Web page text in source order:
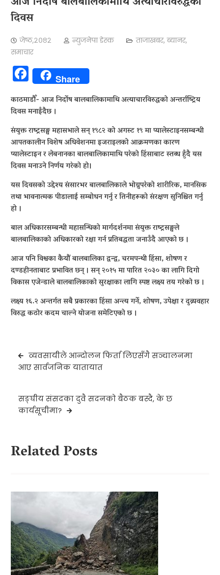
दिवस
जेष्ठ,२०८२ न्युजनेपा डेस्क ताजाखबर,ब्यानर,
समाचार
Facebook
Share
काठमाडौँ- आज निर्दोष बालबालिकामाथि अत्याचारविरुद्धको अन्तर्राष्ट्रिय
दिवस मनाइँदैछ ।
संयुक्त राष्ट्रसङ्घ महासभाले सन् १९८२ को अगस्ट १९ मा प्यालेस्टाइनसम्बन्धी
आपतकालीन विशेष अधिवेशनमा इजराइलको आक्रमणका कारण
प्यालेस्टाइन र लेबनानका बालबालिकामाथि परेको हिंसाबाट स्तब्ध हुँदै यस
दिवस मनाउने निर्णय गरेको हो।
यस दिवसको उद्देश्य संसारभर बालबालिकाले भोग्नुपरेको शारीरिक, मानसिक
तथा भावनात्मक पीडालाई सम्बोधन गर्नु र तिनीहरूको संरक्षण सुनिश्चित गर्नु
हो ।
बाल अधिकारसम्बन्धी महासन्धिको मार्गदर्शनमा संयुक्त राष्ट्रसङ्घले
बालबालिकाको अधिकारको रक्षा गर्न प्रतिबद्धता जनाउँदै आएको छ ।
आज पनि विश्वका कैयौं बालबालिका द्वन्द्व, चरमपन्थी हिंसा, शोषण र
दण्डहीनताबाट प्रभावित छन् । सन् २०१५ मा पारित २०३० का लागि दिगो
विकास एजेन्डाले बालबालिकाको सुरक्षाका लागि स्पष्ट लक्ष्य तय गरेको छ ।
लक्ष्य १६.२ अन्तर्गत सबै प्रकारका हिंसा अन्त्य गर्ने, शोषण, उपेक्षा र दुव्र्यवहार
विरुद्ध कठोर कदम चाल्ने योजना समेटिएको छ ।
Post
navigation
व्यवसायीले आन्दोलन फिर्ता लिएसँगै सञ्चालनमा
आए सार्वजनिक यातायात
सङ्घीय संसदका दुवै सदनको बैठक बस्दै, के छ
कार्यसूचीमा?
Related Posts